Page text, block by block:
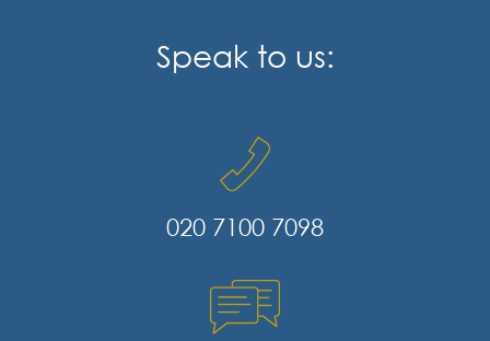
Speak to us:
020 7100 7098